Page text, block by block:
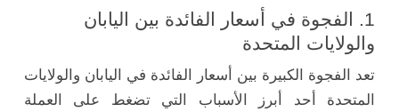
1. الفجوة في أسعار الفائدة بين اليابان
والولايات المتحدة
تعد الفجوة الكبيرة بين أسعار الفائدة في اليابان والولايات
المتحدة أحد أبرز الأسباب التي تضغط على العملة